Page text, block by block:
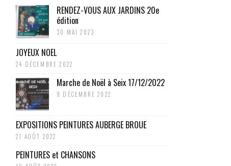
RENDEZ-VOUS AUX JARDINS 20e
édition
30 MAI 2023
JOYEUX NOEL
24 DÉCEMBRE 2022
Marche de Noël à Seix 17/12/2022
9 DÉCEMBRE 2022
EXPOSITIONS PEINTURES AUBERGE BROUE
21 AOÛT 2022
PEINTURES et CHANSONS